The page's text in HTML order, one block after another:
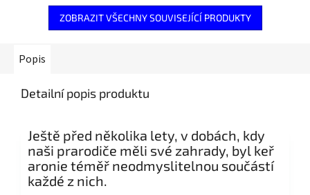
ZOBRAZIT VŠECHNY SOUVISEJÍCÍ PRODUKTY
Popis
Detailní popis produktu
Ještě před několika lety, v dobách, kdy
naši prarodiče měli své zahrady, byl keř
aronie téměř neodmyslitelnou součástí
každé z nich.